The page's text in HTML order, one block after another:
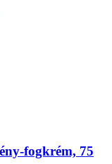
​fogkrém, 75